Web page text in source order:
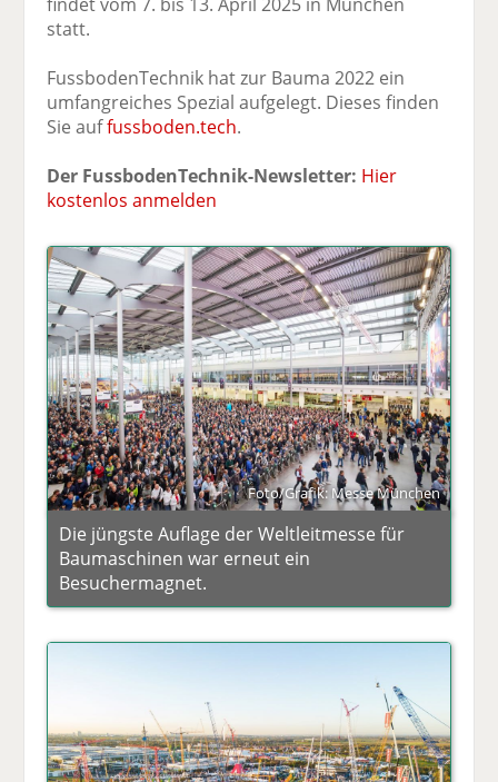
statt.
FussbodenTechnik hat zur Bauma 2022 ein
umfangreiches Spezial aufgelegt. Dieses finden
Sie auffussboden.tech.
Der FussbodenTechnik-Newsletter: Hier
kostenlos anmelden
Foto/Grafik: Messe München
Die jüngste Auflage der Weltleitmesse für
Baumaschinen war erneut ein
Besuchermagnet.